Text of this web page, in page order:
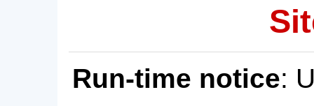
Run-time notice: